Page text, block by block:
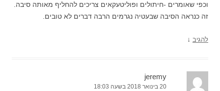
וכפי שאומרים -חיתולים ופוליטעקאים צריכים להחליף מאותה סיבה.
זה כנראה הסיבה שבעטיה נגרמים הרבה דברים לא טובים.
להגיב ↓
jeremy
20 בינואר 2018 בשעה 18:03